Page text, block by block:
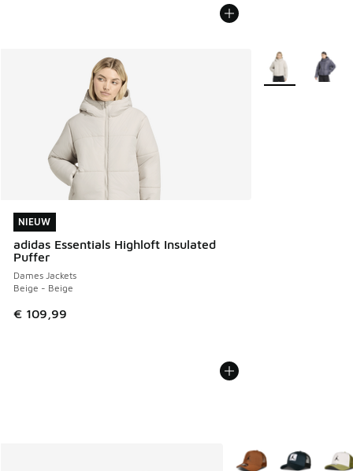
NIEUW
adidas Essentials Highloft Insulated
Puffer
Dames Jackets
Beige - Beige
€ 109,99
NIEUW
Meer kleuren
Meer kleuren